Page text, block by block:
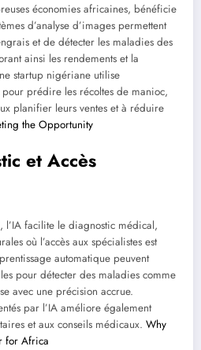
économies africaines, bénéficie
d’analyse d’images permettent
et de détecter les maladies des
ainsi les rendements et la
startup nigériane utilise
pour prédire les récoltes de manioc,
planifier leurs ventes et à réduire
the Opportunity
et Accès
l’IA facilite le diagnostic médical,
où l’accès aux spécialistes est
automatique peuvent
pour détecter des maladies comme
avec une précision accrue.
par l’IA améliore également
et aux conseils médicaux. Why
for Africa